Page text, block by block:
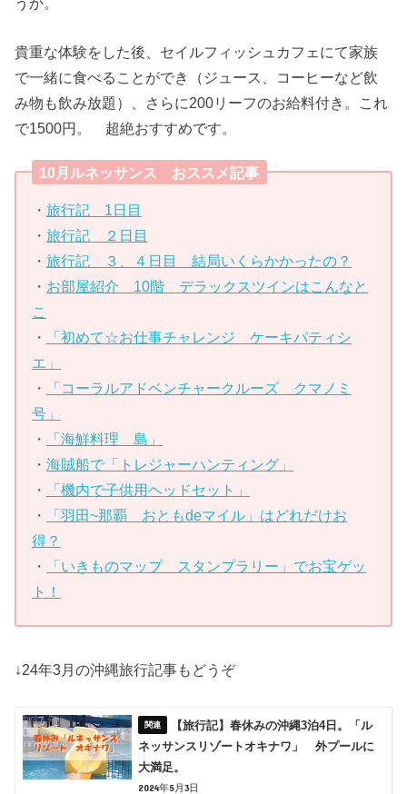
貴重な体験をした後、セイルフィッシュカフェにて家族
で一緒に食べることができ（ジュース、コーヒーなど飲
み物も飲み放題）、さらに200リーフのお給料付き。これ
で1500円。 超絶おすすめです。
10月ルネッサンス おススメ記事
・旅行記 1日目
・旅行記 ２日目
・旅行記 ３、４日目 結局いくらかかったの？
・ お部屋紹介 10階 デラックスツインはこんなと
こ
・
「初めて☆お仕事チャレンジ ケーキパティシ
エ」
・
「コーラルアドベンチャークルーズ クマノミ
号」
・
「海鮮料理 島」
・海賊船で「トレジャーハンティング」
・
「機内で子供用ヘッドセット」
・
「羽田~那覇 おともdeマイル」はどれだけお
得？
・
「いきものマップ スタンプラリー」でお宝ゲッ
ト！
↓24年3月の沖縄旅行記事もどうぞ
【旅行記】春休みの沖縄3泊4日。「ル
ネッサンスリゾートオキナワ」 外プールに
大満足。
2024年5月3日